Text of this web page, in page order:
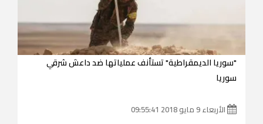
"سوريا الديمقراطية" تستأنف عملياتها ضد داعش شرقي
سوريا
الأربعاء 9 مايو 2018 09:55:41